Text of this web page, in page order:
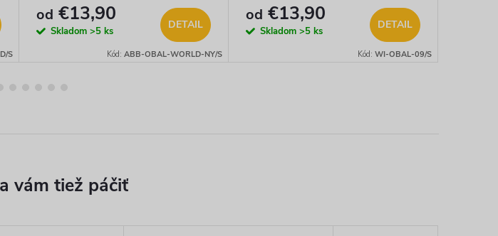
S
od €13,90
Skladom >5 ks
DETAIL
Kód: ABB-OBAL-WORLD-NY/S
od €13,90
Skladom >5 ks
DETAIL
Kód: WI-OBAL-09/S